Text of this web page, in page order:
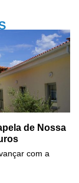
de Nossa
com a